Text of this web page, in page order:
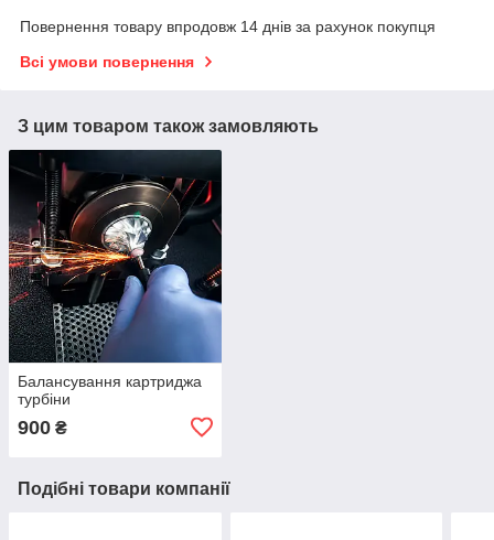
Повернення товару впродовж 14 днів за рахунок покупця
Всі умови повернення
З цим товаром також замовляють
Балансування картриджа
турбіни
900 ₴
Подібні товари компанії